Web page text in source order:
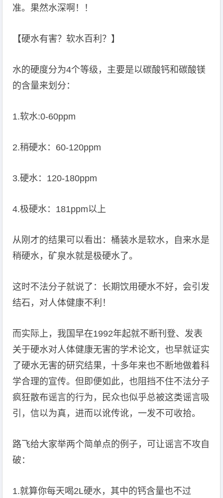
准。果然水深啊！！
【硬水有害？软水百利？】
水的硬度分为4个等级，主要是以碳酸钙和碳酸镁
的含量来划分：
1.软水:0-60ppm
2.稍硬水：60-120ppm
3.硬水：120-180ppm
4.极硬水：181ppm以上
从刚才的结果可以看出：桶装水是软水，自来水是
稍硬水，矿泉水就是极硬水了。
这时不法分子就说了：长期饮用硬水不好，会引发
结石，对人体健康不利！
而实际上，我国早在1992年起就不断刊登、发表
关于硬水对人体健康无害的学术论文，也早就证实
了硬水无害的研究结果，十多年来也不断地做着科
学合理的宣传。但即便如此，也阻挡不住不法分子
疯狂散布谣言的行为，民众也似乎总被这类谣言吸
引，信以为真，进而以讹传讹，一发不可收拾。
路飞给大家举两个简单点的例子，可让谣言不攻自
破：
1.就算你每天喝2L硬水，其中的钙含量也不过